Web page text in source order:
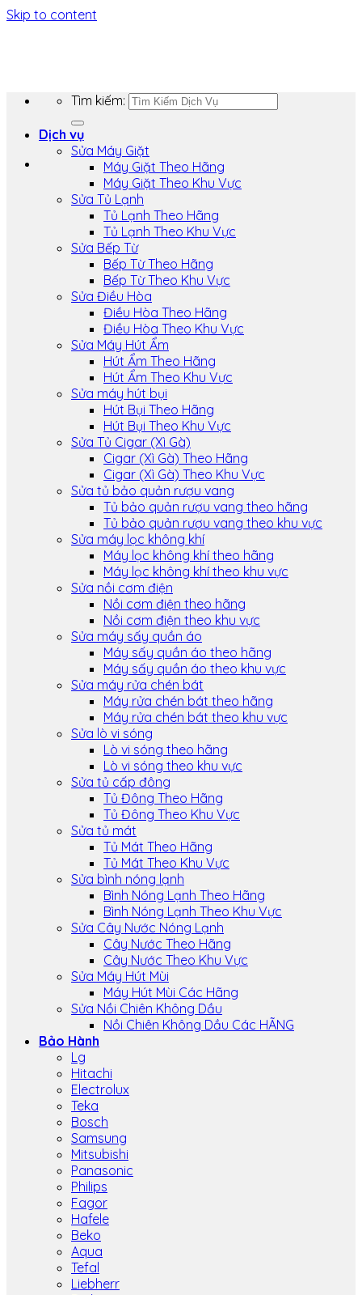
Skip to content
Tìm kiếm:
Dịch vụ
Sửa Máy Giặt
Máy Giặt Theo Hãng
Máy Giặt Theo Khu Vực
Sửa Tủ Lạnh
Tủ Lạnh Theo Hãng
Tủ Lạnh Theo Khu Vực
Sửa Bếp Từ
Bếp Từ Theo Hãng
Bếp Từ Theo Khu Vực
Sửa Điều Hòa
Điều Hòa Theo Hãng
Điều Hòa Theo Khu Vực
Sửa Máy Hút Ẩm
Hút Ẩm Theo Hãng
Hút Ẩm Theo Khu Vực
Sửa máy hút bụi
Hút Bụi Theo Hãng
Hút Bụi Theo Khu Vực
Sửa Tủ Cigar (Xì Gà)
Cigar (Xì Gà) Theo Hãng
Cigar (Xì Gà) Theo Khu Vực
Sửa tủ bảo quản rượu vang
Tủ bảo quản rượu vang theo hãng
Tủ bảo quản rượu vang theo khu vực
Sửa máy lọc không khí
Máy lọc không khí theo hãng
Máy lọc không khí theo khu vực
Sửa nồi cơm điện
Nồi cơm điện theo hãng
Nồi cơm điện theo khu vực
Sửa máy sấy quần áo
Máy sấy quần áo theo hãng
Máy sấy quần áo theo khu vực
Sửa máy rửa chén bát
Máy rửa chén bát theo hãng
Máy rửa chén bát theo khu vực
Sửa lò vi sóng
Lò vi sóng theo hãng
Lò vi sóng theo khu vực
Sửa tủ cấp đông
Tủ Đông Theo Hãng
Tủ Đông Theo Khu Vực
Sửa tủ mát
Tủ Mát Theo Hãng
Tủ Mát Theo Khu Vực
Sửa bình nóng lạnh
Bình Nóng Lạnh Theo Hãng
Bình Nóng Lạnh Theo Khu Vực
Sửa Cây Nước Nóng Lạnh
Cây Nước Theo Hãng
Cây Nước Theo Khu Vực
Sửa Máy Hút Mùi
Máy Hút Mùi Các Hãng
Sửa Nồi Chiên Không Dầu
Nồi Chiên Không Dầu Các HÃNG
Bảo Hành
Lg
Hitachi
Electrolux
Teka
Bosch
Samsung
Mitsubishi
Panasonic
Philips
Fagor
Hafele
Beko
Aqua
Tefal
Liebherr